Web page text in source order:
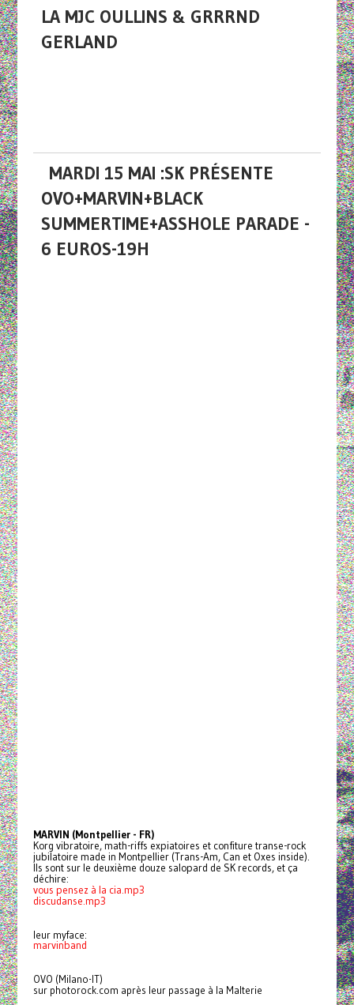
LA MJC OULLINS & GRRRND
GERLAND
MARDI 15 MAI :SK PRÉSENTE
OVO+MARVIN+BLACK
SUMMERTIME+ASSHOLE PARADE -
6 EUROS-19H
MARVIN (Montpellier - FR)
Korg vibratoire, math-riffs expiatoires et confiture transe-rock
jubilatoire made in Montpellier (Trans-Am, Can et Oxes inside).
Ils sont sur le deuxième douze salopard de SK records, et ça
déchire:
vous pensez à la cia.mp3
discudanse.mp3
leur myface:
marvinband
OVO (Milano-IT)
sur photorock.com après leur passage à la Malterie